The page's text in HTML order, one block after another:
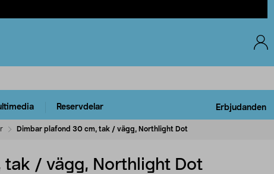
Reservdelar Erbjudanden
Dimbar plafond 30 cm, tak / vägg, Northlight Dot
tak / vägg, Northlight Dot